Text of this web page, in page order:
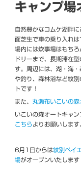
キャンプ場
自然豊かなコムケ湖畔に
面芝生で車の乗り入れは
場内には炊事場はもち
ドリーまで、長期滞在
す。周辺には、湖・海
や釣り、森林浴など紋
トです！
また、 丸瀬布いこいの
いこいの森オートキャ
こちらよりお願いします
6月1日からは紋別ベイ
場がオープンいたします